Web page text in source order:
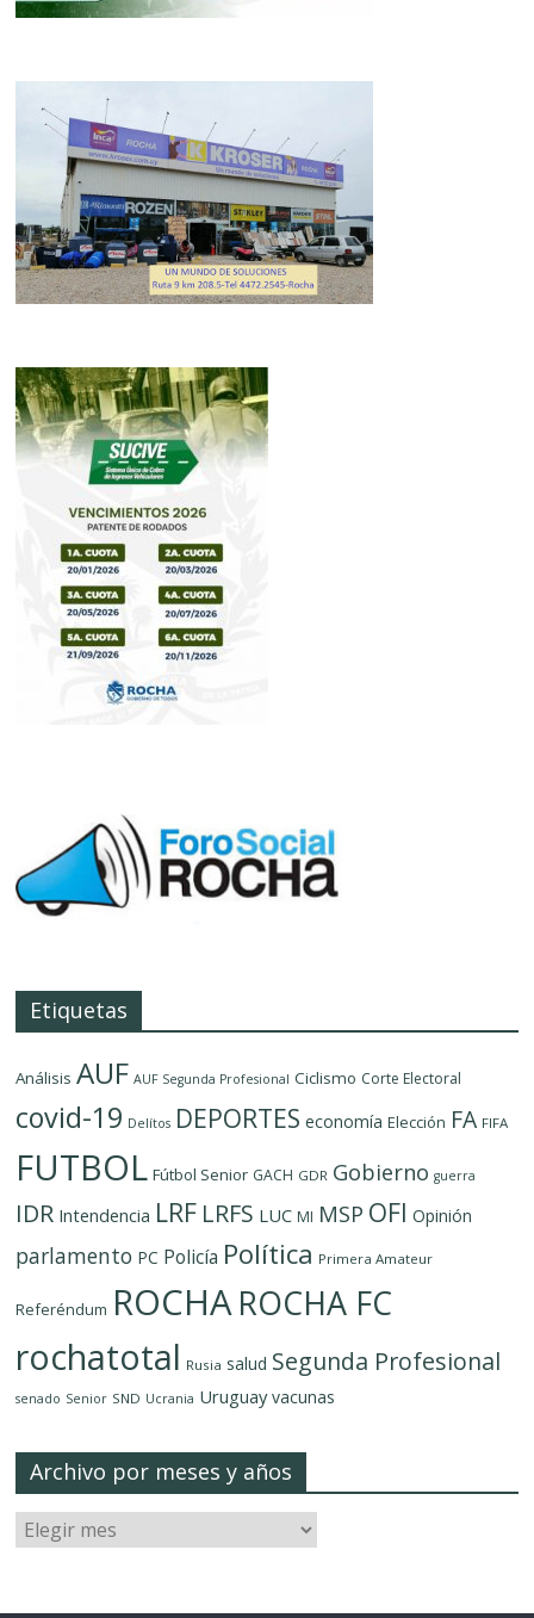
Etiquetas
Análisis AUF AUF Segunda Profesional Ciclismo Corte Electoral
covid-19 Delítos DEPORTES economía Elección FA FIFA
FUTBOL Fútbol Senior GACH GDR Gobierno guerra
IDR Intendencia LRF LRFS LUC MI MSP OFI Opinión
parlamento PC Policía Política Primera Amateur
Referéndum ROCHAROCHA FC
rochatotal Rusia salud Segunda Profesional
senado Senior SND Ucrania Uruguay vacunas
Archivo por meses y años